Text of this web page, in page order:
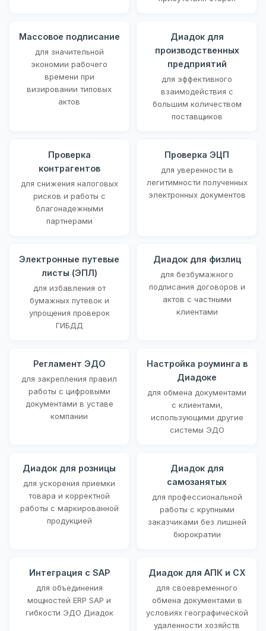
Массовое подписание
для значительной
экономии рабочего
времени при
визировании типовых
актов
Диадок для
производственных
предприятий
для эффективного
взаимодействия с
большим количеством
поставщиков
Проверка
контрагентов
для снижения налоговых
рисков и работы с
благонадежными
партнерами
Проверка ЭЦП
для уверенности в
легитимности полученных
электронных документов
Электронные путевые
листы (ЭПЛ)
для избавления от
бумажных путевок и
упрощения проверок
ГИБДД
Диадок для физлиц
для безбумажного
подписания договоров и
актов с частными
клиентами
Регламент ЭДО
для закрепления правил
работы с цифровыми
документами в уставе
компании
Настройка роуминга в
Диадоке
для обмена документами
с клиентами,
использующими другие
системы ЭДО
Диадок для розницы
для ускорения приемки
товара и корректной
работы с маркированной
продукцией
Диадок для
самозанятых
для профессиональной
работы с крупными
заказчиками без лишней
бюрократии
Интеграция с SAP
для объединения
мощностей ERP SAP и
гибкости ЭДО Диадок
Диадок для АПК и СХ
для своевременного
обмена документами в
условиях географической
удаленности хозяйств